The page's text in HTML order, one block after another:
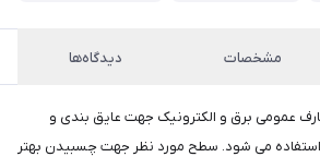
مشخصات دیدگاه‌ها
عمومی برق و الكترونیک جهت عایق بندی و
می شود. سطح مورد نظر جهت چسبیدن بهتر